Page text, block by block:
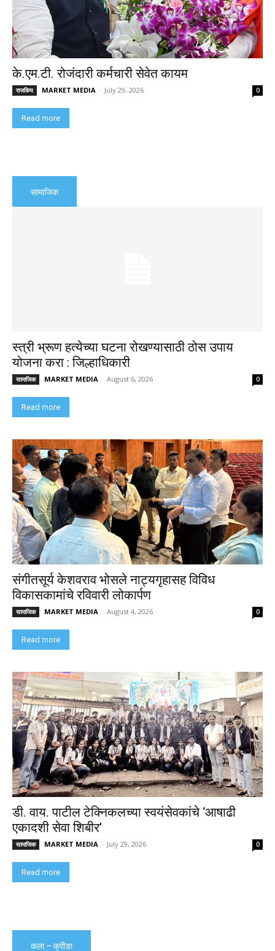
के.एम.टी. रोजंदारी कर्मचारी सेवेत कायम
राजकिय MARKET MEDIA - July 29, 2026 0
Read more
सामाजिक
स्त्री भ्रूण हत्येच्या घटना रोखण्यासाठी ठोस उपाय
योजना करा : जिल्हाधिकारी
सामाजिक MARKET MEDIA - August 6, 2026 0
Read more
संगीतसूर्य केशवराव भोसले नाट्यगृहासह विविध
विकासकामांचे रविवारी लोकार्पण
सामाजिक MARKET MEDIA - August 4, 2026 0
Read more
डी. वाय. पाटील टेक्निकलच्या स्वयंसेवकांचे ‘आषाढी
एकादशी सेवा शिबीर’
सामाजिक MARKET MEDIA - July 29, 2026 0
Read more
कला – क्रीडा